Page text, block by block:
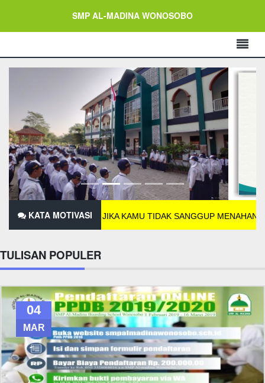
SMP AL-MADINA WONOSOBO
KATA MOTIVASIJIKA KAMU TIDAK SANGGUP MENAHAN
TULISAN POPULER
04
MAR